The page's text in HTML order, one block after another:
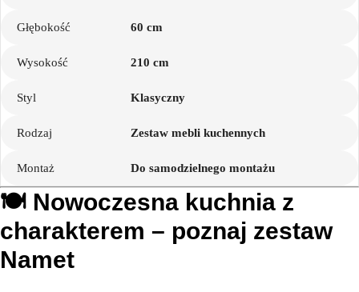
Głębokość 60 cm
Wysokość 210 cm
Styl Klasyczny
Rodzaj Zestaw mebli kuchennych
Montaż Do samodzielnego montażu
🍽️ Nowoczesna kuchnia z
charakterem – poznaj zestaw
Namet